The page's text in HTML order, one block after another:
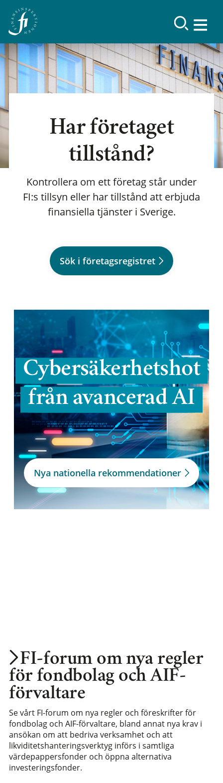
Har företaget
tillstånd?
Kontrollera om ett företag står under
FI:s tillsyn eller har tillstånd att erbjuda
finansiella tjänster i Sverige.
Sök i företagsregistret
Cybersäkerhetshot
från avancerad AI
Nya nationella rekommendationer
FI-forum om nya regler
för fondbolag och AIF-
förvaltare
Se vårt FI-forum om nya regler och föreskrifter för
fondbolag och AIF-förvaltare, bland annat nya krav i
ansökan om att bedriva verksamhet och att
likviditetshanteringsverktyg införs i samtliga
värdepappersfonder och öppna alternativa
investeringsfonder.